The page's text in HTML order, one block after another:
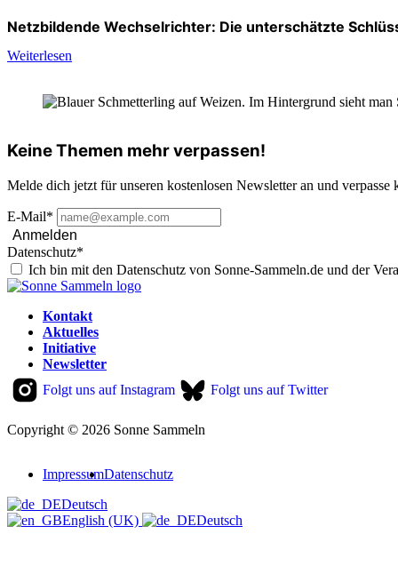
Netzbildende Wechselrichter: Die unterschätzte
Weiterlesen
Keine Themen mehr verpassen!
Melde dich jetzt für unseren kostenlosen Newsletter an und verpasse
E-Mail*
Anmelden
Datenschutz*
Ich bin mit den Datenschutz von Sonne-Sammeln.de und der
Kontakt
Aktuelles
Initiative
Newsletter
Folgt uns auf Instagram
Folgt uns auf Twitter
Copyright © 2026 Sonne Sammeln
ImpressumDatenschutz
Deutsch
English (UK)
Deutsch